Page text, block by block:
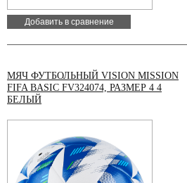
Добавить в сравнение
МЯЧ ФУТБОЛЬНЫЙ VISION MISSION
FIFA BASIC FV324074, РАЗМЕР 4 4
БЕЛЫЙ